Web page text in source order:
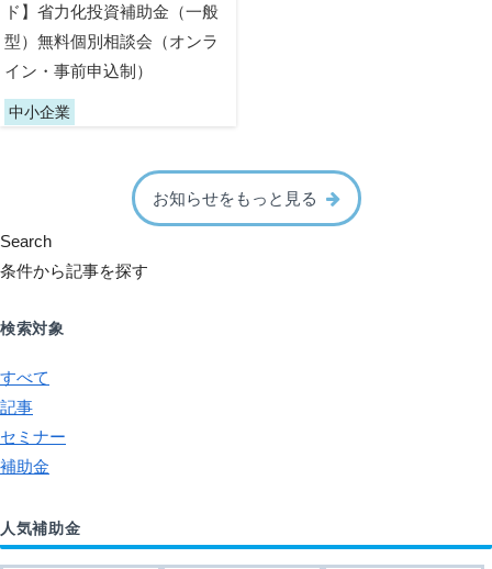
ド】省力化投資補助金（一般
型）無料個別相談会（オンラ
イン・事前申込制）
中小企業
お知らせをもっと見る
Search
条件から記事を探す
検索対象
すべて
記事
セミナー
補助金
人気補助金